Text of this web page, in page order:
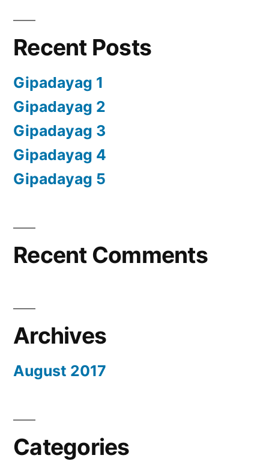
Recent Posts
Gipadayag 1
Gipadayag 2
Gipadayag 3
Gipadayag 4
Gipadayag 5
Recent Comments
Archives
August 2017
Categories